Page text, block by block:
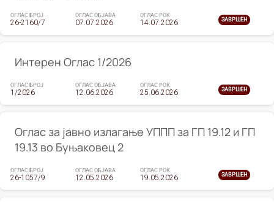
ОГЛАС БРОЈ
26-2160/7
ОГЛАС ОБЈАВА
07.07.2026
ОГЛАС РОК
14.07.2026 ЗАВРШЕН
Интерен Оглас 1/2026
ОГЛАС БРОЈ
1/2026
ОГЛАС ОБЈАВА
12.06.2026
ОГЛАС РОК
25.06.2026 ЗАВРШЕН
Оглас за јавно излагање УППП за ГП 19.12 и ГП
19.13 во Буњаковец 2
ОГЛАС БРОЈ
26-1057/9
ОГЛАС ОБЈАВА
12.05.2026
ОГЛАС РОК
19.05.2026 ЗАВРШЕН